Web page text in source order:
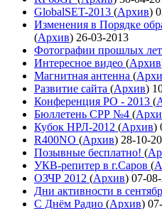
GlobalSET-2013 (Архив)
Изменения в Порядке
(Архив) 26-03-2013
Фотографии прошлых лет
Интересное видео (Архив
Магнитная антенна (
Развитие сайта (Архив)
Конференция РО - 2013 (
Бюллетень СРР №4 (
Кубок НРЛ-2012 (Архив)
R400NO (Архив) 28-10-
Позывные бесплатно! (
УКВ-репитер в г.Саров (
ОЗЧР 2012 (Архив) 07-
Дни активности в
С Днём Радио (Архив)